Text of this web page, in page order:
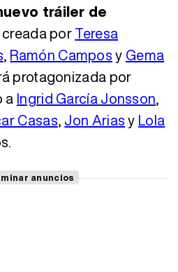
tráiler de
porTeresa
, Ramón Camposy Gema
protagonizada por
a Ingrid García Jonsson,
Casas, Jon Ariasy Lola
anuncios